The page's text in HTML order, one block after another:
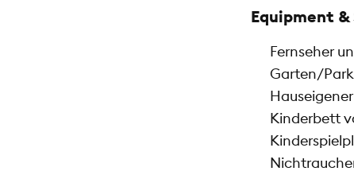
Equipment &
Fernseher
Garten/
Kinderbett